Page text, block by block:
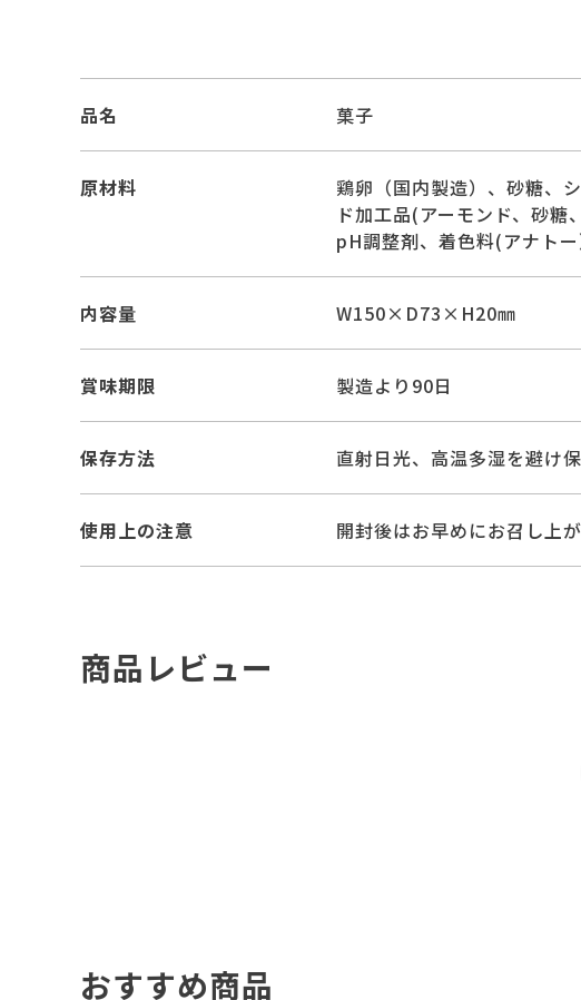
品名 菓子
原材料
鶏卵（国内製造）、砂糖、
ド加工品(アーモンド、砂糖
pH調整剤、着色料(アナト
内容量 W150×D73×H20㎜
賞味期限 製造より90日
保存方法 直射日光、高温多湿を避け
使用上の注意 開封後はお早めにお召し上
商品レビュー
おすすめ商品